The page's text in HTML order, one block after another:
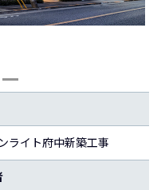
ライト府中新築工事